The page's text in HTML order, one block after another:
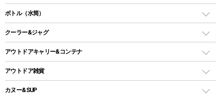
スクエアタープ（レクタタープ）
メッシュタープ
自立式タープ
パラソル
テントアクセサリー
ペグ
LEDライト
ヘッドライト
キャンドル
ガス缶
ガストーチ、ライター
焚き火台タイプ（ロースタイル）グリル
卓上タイプグリル
パーティータイプグリル
鉄板、アミ
ダッチオーブン
ホットサンドメーカー
クッカーセット
シェラカップ
ボトル（水筒）
ステンレスボトル
コップ付きタイプ
ワンタッチタイプ
プラスチックボトル
クーラー&ジャグ
クーラーボックス
クーラーバッグ
ウォータージャグ
アウトドアキャリー&コンテナ
アウトドアキャリー
アウトドア雑貨
バックパック&バッグ
カヌー&SUP